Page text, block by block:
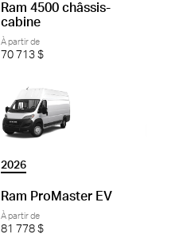
Ram 4500 châssis-
cabine
À partir de
70 713 $
2026
Ram ProMaster EV
À partir de
81 778 $